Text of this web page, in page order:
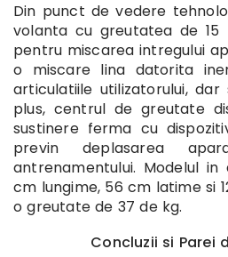
Din punct de vedere
volanta cu greutatea de 15
pentru miscarea intregului
o miscare lina datorita
articulatiile utilizatorului,
plus, centrul de greutate
sustinere ferma cu
previn deplasarea
antrenamentului. Modelul in
cm lungime, 56 cm latime si
o greutate de 37 de kg.
Concluzii si Parei